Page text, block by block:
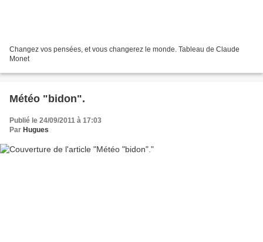
Changez vos pensées, et vous changerez le monde. Tableau de Claude
Monet
Météo "bidon".
Publié le 24/09/2011 à 17:03
Par Hugues